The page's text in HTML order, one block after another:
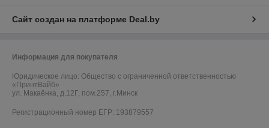
Сайт создан на платформе Deal.by
Информация для покупателя
Юридическое лицо: Общество с ограниченной ответственностью
«ПринтВайб»
ул. Макаёнка, д.12Г, пом.257, г.Минск
Регистрационный номер ЕГР: 193879557